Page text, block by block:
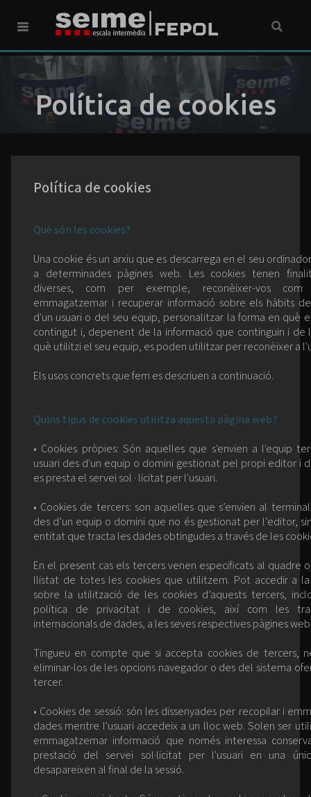
Política de cookies
Política de cookies
Què són les cookies?
Una cookie és un arxiu que es descarrega en el seu
a determinades pàgines web. Les cookies tenen
diverses, com per exemple, reconèixer-vos
emmagatzemar i recuperar informació sobre els hàbits
d'un usuari o del seu equip, personalitzar la forma en què
contingut i, depenent de la informació que continguin i de
què utilitzi el seu equip, es poden utilitzar per reconèixer a
Els usos concrets que fem es descriuen a continuació.
Quins tipus de cookies utilitza aquesta pàgina web?
• Cookies pròpies: Són aquelles que s'envien a l'equip
usuari des d'un equip o domini gestionat pel propi editor i
es presta el servei sol · licitat per l'usuari.
• Cookies de tercers: son aquelles que s’envien al
des d’un equip o domini que no és gestionat per l’editor,
entitat que tracta les dades obtingudes a través de les
En el present cas els tercers venen especificats al quadre
llistat de totes les cookies que utilitzem. Pot accedir a
sobre la utilització de les cookies d’aquests tercers,
política de privacitat i de cookies, així com les
internacionals de dades, a les seves respectives pàgines
Tingueu en compte que si accepta cookies de tercers,
eliminar-los de les opcions navegador o des del sistema
tercer.
• Cookies de sessió: són les dissenyades per recopilar i
dades mentre l'usuari accedeix a un lloc web. Solen ser
emmagatzemar informació que només interessa
prestació del servei sol·licitat per l'usuari en una
desapareixen al final de la sessió.